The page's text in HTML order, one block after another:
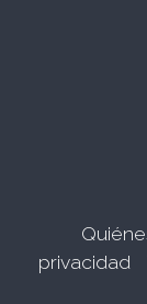
privacidad